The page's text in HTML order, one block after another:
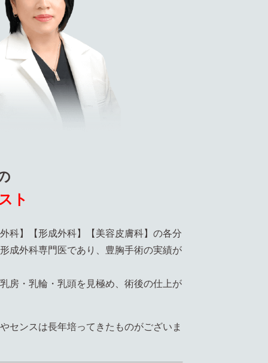
ト
科】【形成外科】【美容皮膚科】の各分
成外科専門医であり、豊胸手術の実績が
房・乳輪・乳頭を見極め、術後の仕上が
センスは長年培ってきたものがございま